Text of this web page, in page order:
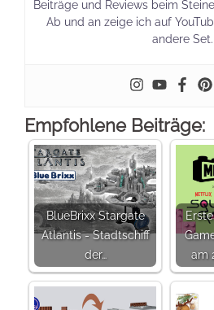
Beiträge und Reviews beim
Ab und an zeige ich auf
andere Set.
Empfohlene Beiträge:
BlueBrixx Stargate
Atlantis - Stadtschiff
der…
am